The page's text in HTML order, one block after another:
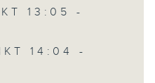
13:05 -
14:04 -